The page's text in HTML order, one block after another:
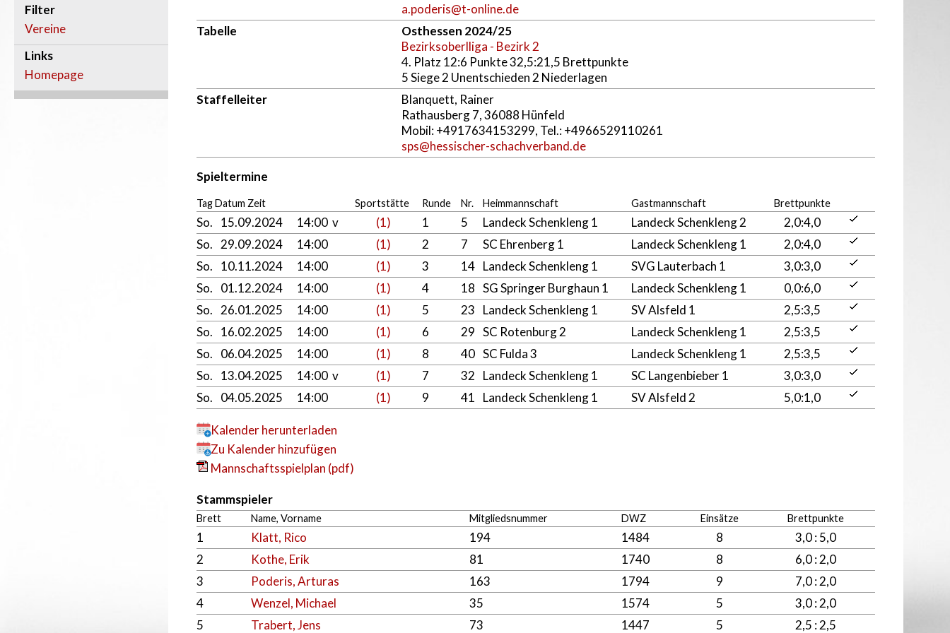
Filter
Vereine
Links
Homepage
a.poderis@t-online.de
Tabelle
Osthessen 2024/25
Bezirksoberlliga - Bezirk 2
4. Platz 12:6 Punkte 32,5:21,5 Brettpunkte
5 Siege 2 Unentschieden 2 Niederlagen
Staffelleiter
Blanquett, Rainer
Rathausberg 7, 36088 Hünfeld
Mobil: +4917634153299, Tel.: +4966529110261
sps@hessischer-schachverband.de
Spieltermine
Tag Datum Zeit Sportstätte Runde Nr. Heimmannschaft Gastmannschaft Brettpunkte
So. 15.09.2024 14:00 v (1) 1 5 Landeck Schenkleng 1 Landeck Schenkleng 2
2,0:4,0
So.
29.09.2024 14:00 (1) 2 7 SC Ehrenberg 1 Landeck Schenkleng 1
2,0:4,0
So.
10.11.2024 14:00 (1) 3 14 Landeck Schenkleng 1 SVG Lauterbach 1
3,0:3,0
So.
01.12.2024 14:00 (1) 4 18 SG Springer Burghaun 1 Landeck Schenkleng 1
0,0:6,0
So.
26.01.2025 14:00 (1) 5 23 Landeck Schenkleng 1 SV Alsfeld 1
2,5:3,5
So.
16.02.2025 14:00 (1) 6 29 SC Rotenburg 2 Landeck Schenkleng 1
2,5:3,5
So.
06.04.2025 14:00 (1) 8 40 SC Fulda 3 Landeck Schenkleng 1
2,5:3,5
So.
13.04.2025 14:00 v (1) 7 32 Landeck Schenkleng 1 SC Langenbieber 1
3,0:3,0
So.
04.05.2025 14:00 (1) 9 41 Landeck Schenkleng 1 SV Alsfeld 2 5,0:1,0
Kalender herunterladen
Zu Kalender hinzufügen
Mannschaftsspielplan (pdf)
Stammspieler
Brett Name, Vorname Mitgliedsnummer DWZ Einsätze Brettpunkte
1 Klatt, Rico 194 1484 8
3,0 : 5,0
2
Kothe, Erik 81 1740 8
6,0 : 2,0
3
Poderis, Arturas 163 1794 9
7,0 : 2,0
4
Wenzel, Michael 35 1574 5
3,0 : 2,0
5
Trabert, Jens 73 1447 5 2,5 : 2,5